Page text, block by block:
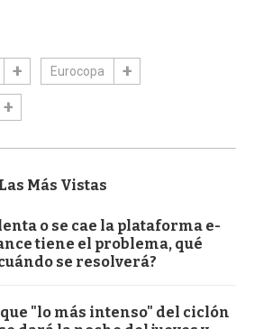
Eurocopa
Las Más Vistas
o se cae la plataforma e-
tiene el problema, qué
se resolverá?
"lo más intenso" del ciclón